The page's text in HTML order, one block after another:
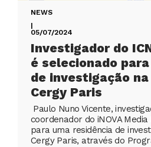
NEWS
|
05/07/2024
Investigador do
é selecionado
de investigação
Cergy Paris
Paulo Nuno Vicente,
coordenador do iNOVA
para uma residência de
Cergy Paris, através do